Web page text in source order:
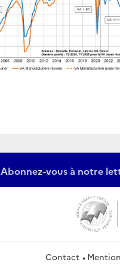
Abonnez-vous à notre
Contact